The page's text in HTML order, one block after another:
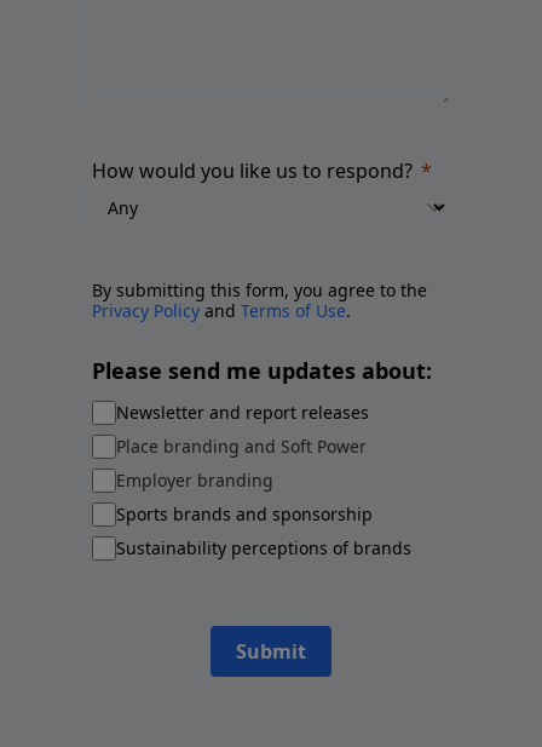
How would you like us to respond?
By submitting this form, you agree to the
Privacy Policy and Terms of Use.
Please send me updates about:
Newsletter and report releases
Place branding and Soft Power
Employer branding
Sports brands and sponsorship
Sustainability perceptions of brands
Submit